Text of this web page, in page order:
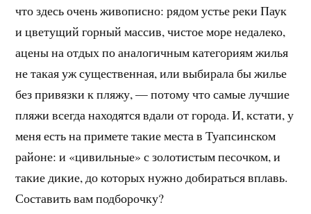
что здесь очень живописно: рядом устье реки Паук
и цветущий горный массив, чистое море недалеко,
ацены на отдых по аналогичным категориям жилья
не такая уж существенная, или выбирала бы жилье
без привязки к пляжу, — потому что самые лучшие
пляжи всегда находятся вдали от города. И, кстати, у
меня есть на примете такие места в Туапсинском
районе: и «цивильные» с золотистым песочком, и
такие дикие, до которых нужно добираться вплавь.
Составить вам подборочку?